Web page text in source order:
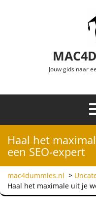
Jouw gids naar
Haal het
een SEO-expert
mac4dummies.nl >
Haal het maximale uit je